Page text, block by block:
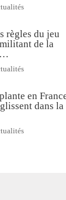
règles du jeu
de la
en
dans la